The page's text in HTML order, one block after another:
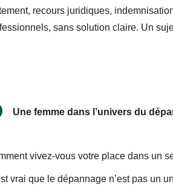
recours juridiques,
sans solution claire. Un
Une femme dans l’univers du
vivez-vous votre place dans un
vrai que le dépannage n’est pas un